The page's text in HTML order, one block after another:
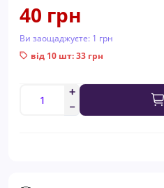
40 грн
Ви заощаджуєте: 1 грн
від 10 шт: 33 грн